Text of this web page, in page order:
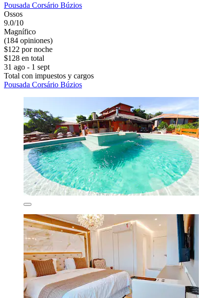
Pousada Corsário Búzios
Ossos
9.0/10
Magnífico
(184 opiniones)
$122 por noche
$128 en total
31 ago - 1 sept
Total con impuestos y cargos
Pousada Corsário Búzios